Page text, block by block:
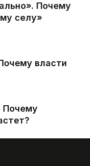
Почему
селу»
власти
Почему